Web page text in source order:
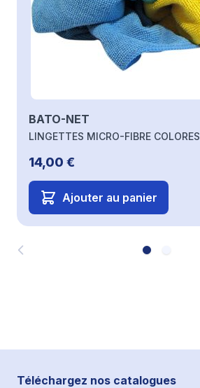
BATO-NET
LINGETTES MICRO-FIBRE COLORES
14,00 €
Ajouter au panier
Téléchargez nos catalogues